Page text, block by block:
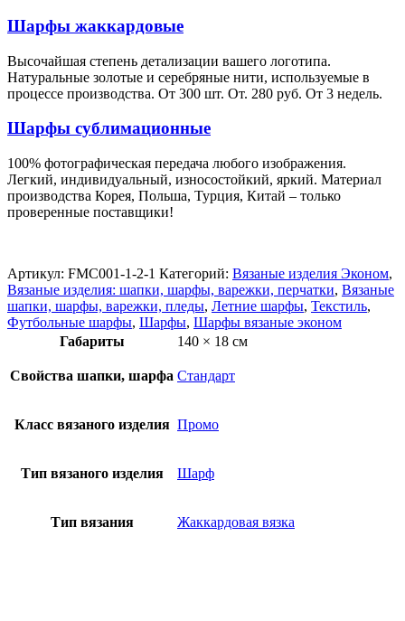
Шарфы жаккардовые
Высочайшая степень детализации вашего логотипа.
Натуральные золотые и серебряные нити, используемые в
процессе производства. От 300 шт. От. 280 руб. От 3 недель.
Шарфы сублимационные
100% фотографическая передача любого изображения.
Легкий, индивидуальный, износостойкий, яркий. Материал
производства Корея, Польша, Турция, Китай – только
проверенные поставщики!
Артикул: FMC001-1-2-1 Категорий: Вязаные изделия Эконом,
Вязаные изделия: шапки, шарфы, варежки, перчатки, Вязаные
шапки, шарфы, варежки, пледы, Летние шарфы, Текстиль,
Футбольные шарфы, Шарфы, Шарфы вязаные эконом
Габариты
140 × 18 см
Свойства шапки, шарфа Стандарт
Класс вязаного изделия Промо
Тип вязаного изделия Шарф
Тип вязания Жаккардовая вязка